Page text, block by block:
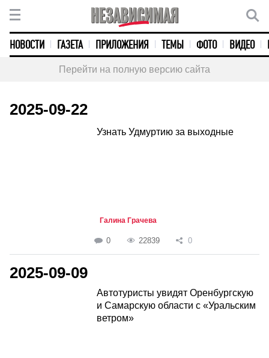
НОВОСТИ ГАЗЕТА ПРИЛОЖЕНИЯ ТЕМЫ ФОТО ВИДЕО
Перейти на полную версию сайта
2025-09-22
Узнать Удмуртию за выходные
Галина Грачева
0 22839 0
2025-09-09
Автотуристы увидят Оренбургскую
и Самарскую области с «Уральским
ветром»